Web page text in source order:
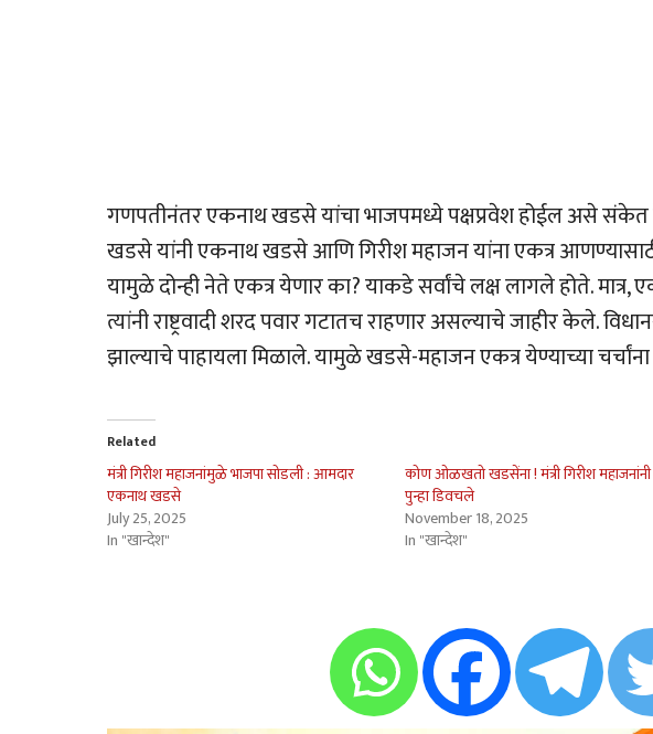
गणपतीनंतर एकनाथ खडसे यांचा भाजपमध्ये पक्षप्रवेश होईल असे संकेत
खडसे यांनी एकनाथ खडसे आणि गिरीश महाजन यांना एकत्र
यामुळे दोन्ही नेते एकत्र येणार का? याकडे सर्वांचे लक्ष लागले होते.
त्यांनी राष्ट्रवादी शरद पवार गटातच राहणार असल्याचे जाहीर केले.
झाल्याचे पाहायला मिळाले. यामुळे खडसे-महाजन एकत्र येण्याच्या चर्चांना
Related
मंत्री गिरीश महाजनांमुळे भाजपा सोडली : आमदार
एकनाथ खडसे
July 25, 2025
In "खान्देश"
कोण ओळखतो खडसेंना ! मंत्री गिरीश महाजनांनी
पुन्हा डिवचले
November 18, 2025
In "खान्देश"